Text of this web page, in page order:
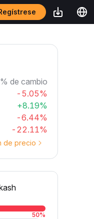
% de cambio
-5.05%
+8.19%
-6.44%
-22.11%
de precio
50%